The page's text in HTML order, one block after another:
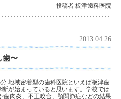
投稿者 板津歯科医院
2013.04.26
歯〜
地域密着型の歯科医院といえば板津歯
が始まっていると思います。学校では
歯肉炎、不正咬合、顎関節症などの結果